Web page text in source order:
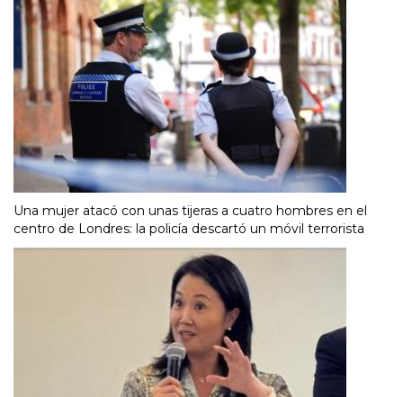
Una mujer atacó con unas tijeras a cuatro hombres en el
centro de Londres: la policía descartó un móvil terrorista